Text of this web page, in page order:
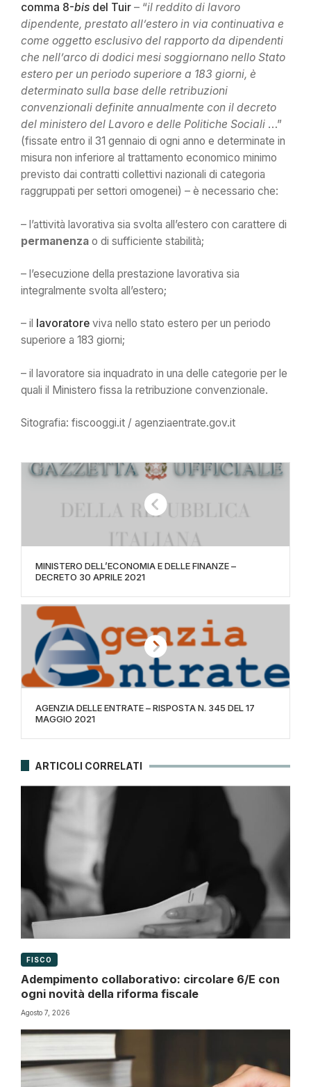
comma 8-bis del Tuir – “il reddito di lavoro
dipendente, prestato all’estero in via continuativa e
come oggetto esclusivo del rapporto da dipendenti
che nell’arco di dodici mesi soggiornano nello Stato
estero per un periodo superiore a 183 giorni, è
determinato sulla base delle retribuzioni
convenzionali definite annualmente con il decreto
del ministero del Lavoro e delle Politiche Sociali …”
(fissate entro il 31 gennaio di ogni anno e determinate in
misura non inferiore al trattamento economico minimo
previsto dai contratti collettivi nazionali di categoria
raggruppati per settori omogenei) – è necessario che:
– l’attività lavorativa sia svolta all’estero con carattere di
permanenza o di sufficiente stabilità;
– l’esecuzione della prestazione lavorativa sia
integralmente svolta all’estero;
– il lavoratore viva nello stato estero per un periodo
superiore a 183 giorni;
– il lavoratore sia inquadrato in una delle categorie per le
quali il Ministero fissa la retribuzione convenzionale.
Sitografia: fiscooggi.it / agenziaentrate.gov.it
MINISTERO DELL’ECONOMIA E DELLE FINANZE –
DECRETO 30 APRILE 2021
AGENZIA DELLE ENTRATE – RISPOSTA N. 345 DEL 17
MAGGIO 2021
ARTICOLI CORRELATI
FISCO
Adempimento collaborativo: circolare 6/E con
ogni novità della riforma fiscale
Agosto 7, 2026